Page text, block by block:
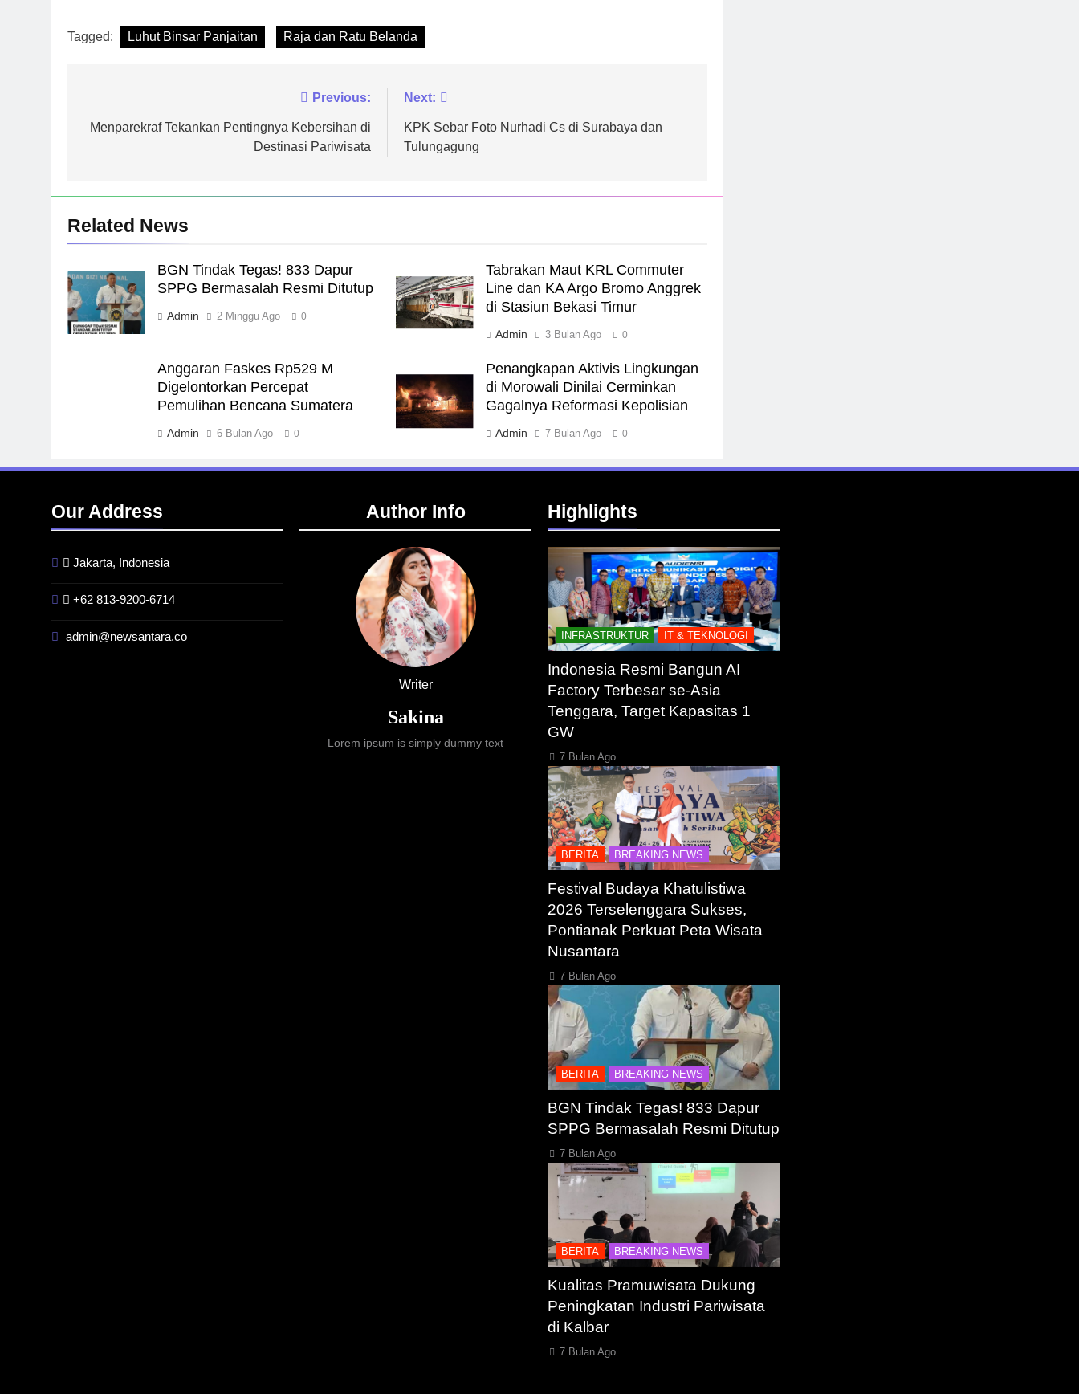
Tagged: Luhut Binsar Panjaitan Raja dan Ratu Belanda
pos
Previous:
Menparekraf Tekankan Pentingnya Kebersihan di
Destinasi Pariwisata
Next:
KPK Sebar Foto Nurhadi Cs di Surabaya dan
Tulungagung
Related News
BGN Tindak Tegas! 833 Dapur
SPPG Bermasalah Resmi Ditutup
Admin 2 Minggu Ago 0
Tabrakan Maut KRL Commuter
Line dan KA Argo Bromo Anggrek
di Stasiun Bekasi Timur
Admin 3 Bulan Ago 0
Anggaran Faskes Rp529 M
Digelontorkan Percepat
Pemulihan Bencana Sumatera
Admin 6 Bulan Ago 0
Penangkapan Aktivis Lingkungan
di Morowali Dinilai Cerminkan
Gagalnya Reformasi Kepolisian
Admin 7 Bulan Ago 0
Our Address
Jakarta, Indonesia
+62 813-9200-6714
admin@newsantara.co
Author Info
Writer
Sakina
Lorem ipsum is simply dummy text
Highlights
INFRASTRUKTUR IT & TEKNOLOGI
Indonesia Resmi Bangun AI
Factory Terbesar se-Asia
Tenggara, Target Kapasitas 1
GW
7 Bulan Ago
BERITA BREAKING NEWS
Festival Budaya Khatulistiwa
2026 Terselenggara Sukses,
Pontianak Perkuat Peta Wisata
Nusantara
7 Bulan Ago
BERITA BREAKING NEWS
BGN Tindak Tegas! 833 Dapur
SPPG Bermasalah Resmi Ditutup
7 Bulan Ago
BERITA BREAKING NEWS
Kualitas Pramuwisata Dukung
Peningkatan Industri Pariwisata
di Kalbar
7 Bulan Ago